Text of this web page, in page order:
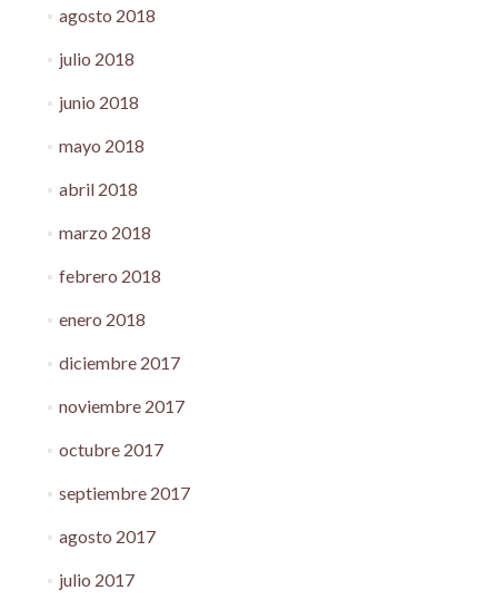
agosto 2018
julio 2018
junio 2018
mayo 2018
abril 2018
marzo 2018
febrero 2018
enero 2018
diciembre 2017
noviembre 2017
octubre 2017
septiembre 2017
agosto 2017
julio 2017